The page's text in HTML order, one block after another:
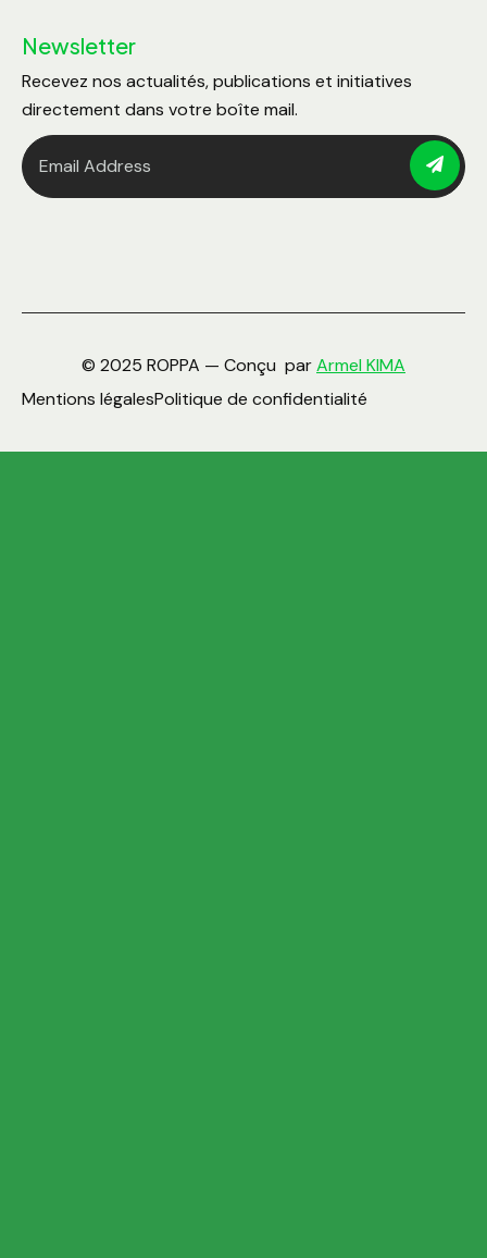
Newsletter
Recevez nos actualités, publications et initiatives
directement dans votre boîte mail.
© 2025 ROPPA — Conçu parArmel KIMA
Mentions légalesPolitique de confidentialité